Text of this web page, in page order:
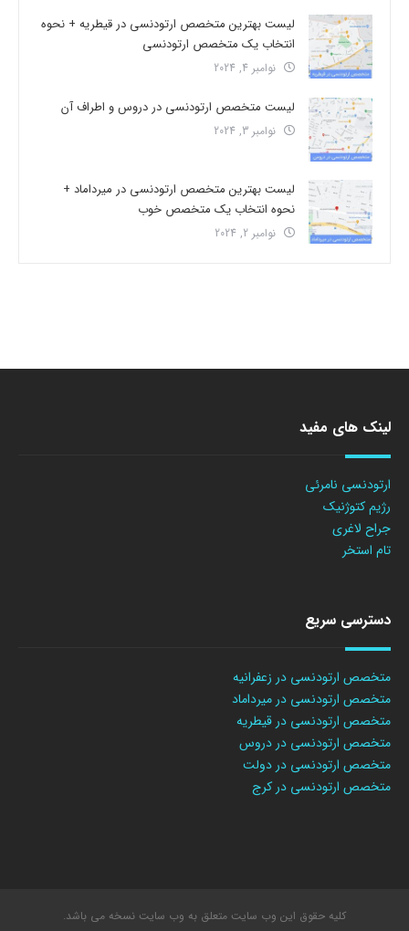
لیست بهترین متخصص ارتودنسی در قیطریه + نحوه
انتخاب یک متخصص ارتودنسی
نوامبر 4, 2024
لیست متخصص ارتودنسی در دروس و اطراف آن
نوامبر 3, 2024
لیست بهترین متخصص ارتودنسی در میرداماد +
نحوه انتخاب یک متخصص خوب
نوامبر 2, 2024
لینک های مفید
ارتودنسی نامرئی
رژیم کتوژنیک
جراح لاغری
تام استخر
دسترسی سریع
متخصص ارتودنسی در زعفرانیه
متخصص ارتودنسی در میرداماد
متخصص ارتودنسی در قیطریه
متخصص ارتودنسی در دروس
متخصص ارتودنسی در دولت
متخصص ارتودنسی در کرج
کلیه حقوق این وب سایت متعلق به وب سایت نسخه می باشد.